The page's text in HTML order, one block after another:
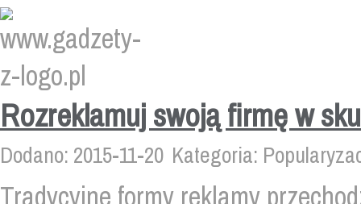
Rozreklamuj swoją firmę w
Dodano: 2015-11-20 Kategoria: